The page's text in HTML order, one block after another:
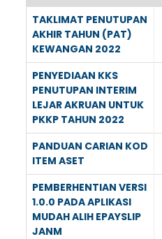
TAKLIMAT PENUTUPAN
AKHIR TAHUN (PAT)
KEWANGAN 2022
PENYEDIAAN KKS
PENUTUPAN INTERIM
LEJAR AKRUAN UNTUK
PKKP TAHUN 2022
PANDUAN CARIAN KOD
ITEM ASET
PEMBERHENTIAN VERSI
1.0.0 PADA APLIKASI
MUDAH ALIH EPAYSLIP
JANM